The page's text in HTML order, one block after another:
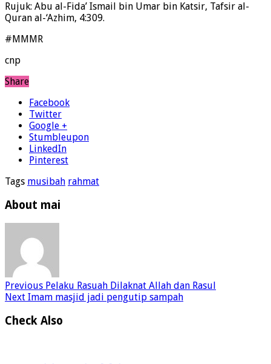
Rujuk: Abu al-Fida’ Ismail bin Umar bin Katsir, Tafsir al-
Quran al-‘Azhim, 4:309.
#MMMR
cnp
Share
Facebook
Twitter
Google +
Stumbleupon
LinkedIn
Pinterest
Tags musibah rahmat
About mai
Previous Pelaku Rasuah Dilaknat Allah dan Rasul
Next Imam masjid jadi pengutip sampah
Check Also